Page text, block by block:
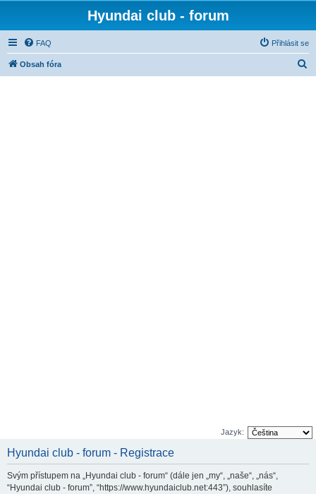
Hyundai club - forum
FAQ Přihlásit se
Obsah fóra
Jazyk:
Hyundai club - forum - Registrace
Svým přístupem na „Hyundai club - forum“ (dále jen „my“, „naše“, „nás“,
“Hyundai club - forum”, “https://www.hyundaiclub.net:443”), souhlasíte